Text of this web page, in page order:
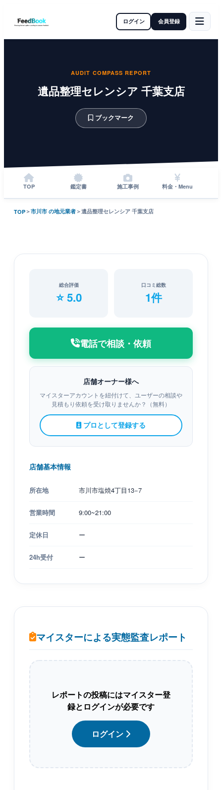
ログイン 会員登録
AUDIT COMPASS REPORT
遺品整理セレンシア 千葉支店
ブックマーク
TOP 鑑定書 施工事例 料金・Menu
TOP＞市川市 の地元業者＞遺品整理セレンシア 千葉支店
総合評価
⭐ 5.0
口コミ総数
1件
電話で相談・依頼
店舗オーナー様へ
マイスターアカウントを紐付けて、ユーザーの相談や
見積もり依頼を受け取りませんか？（無料）
プロとして登録する
店舗基本情報
所在地 市川市塩焼4丁目13−7
営業時間 9:00~21:00
定休日 ー
24h受付 ー
マイスターによる実態監査レポート
レポートの投稿にはマイスター登
録とログインが必要です
ログイン